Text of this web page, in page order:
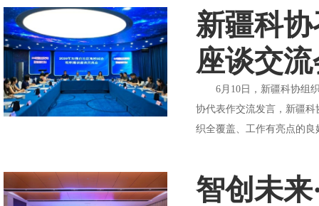
新疆科
座谈交
6月10日，新疆科协组织
协代表作交流发言，新疆
织全覆盖、工作有亮点的
智创未